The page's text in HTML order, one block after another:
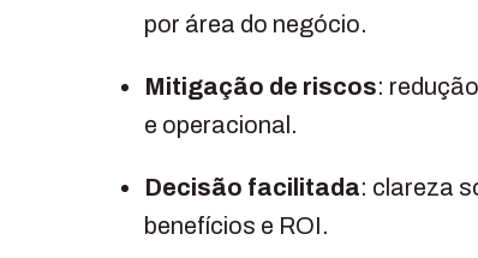
por área do negócio.
Mitigação de riscos:
e operacional.
Decisão facilitada: clareza
benefícios e ROI.